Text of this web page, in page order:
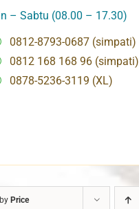
– Sabtu (08.00 – 17.30)
0812-8793-0687 (simpati)
0812 168 168 96 (simpati)
0878-5236-3119 (XL)
Price